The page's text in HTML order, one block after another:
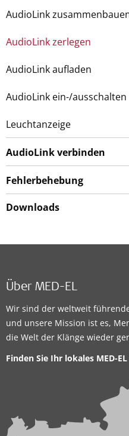
AudioLink
AudioLink zerlegen
AudioLink aufladen
AudioLink ein-/ausschalten
Leuchtanzeige
AudioLink verbinden
Fehlerbehebung
Downloads
Über MED-EL
Wir sind der weltweit
und unsere Mission ist es,
die Welt der Klänge wieder
Finden Sie Ihr lokales MED-